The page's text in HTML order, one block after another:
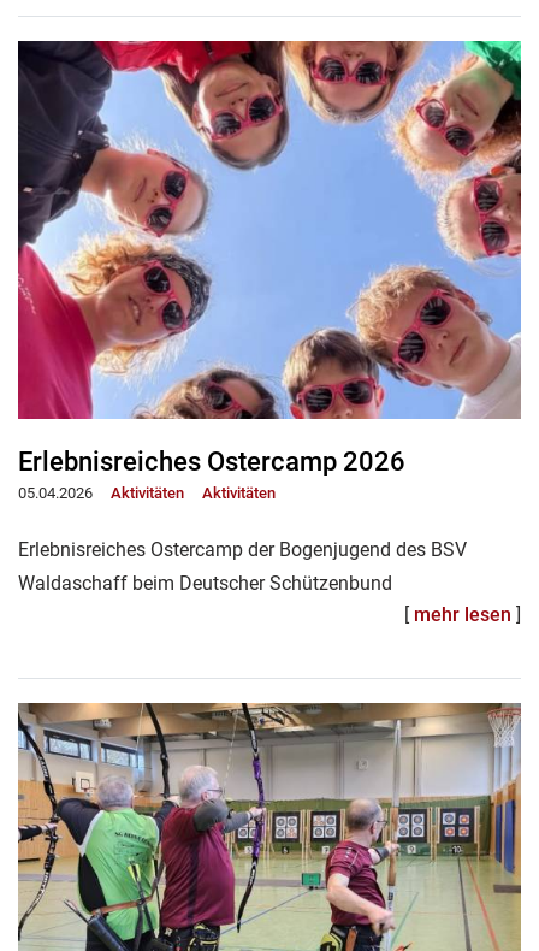
Erlebnisreiches Ostercamp 2026
05.04.2026 Aktivitäten Aktivitäten
Erlebnisreiches Ostercamp der Bogenjugend des BSV
Waldaschaff beim Deutscher Schützenbund
[ mehr lesen ]